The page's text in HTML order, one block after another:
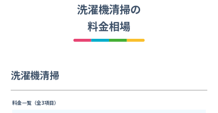
洗濯機清掃の
料金相場
洗濯機清掃
料金一覧（全3項目）